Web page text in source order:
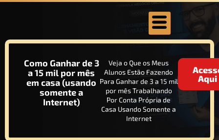
Como Ganhar de 3
a 15 mil por mês
em casa (usando
somente a
Internet)
Veja o Que os Meus
Alunos Estão Fazendo
Para Ganhar de 3 a 15 mil
por mês Trabalhando
Por Conta Própria de
Casa Usando Somente a
Internet
Aqui